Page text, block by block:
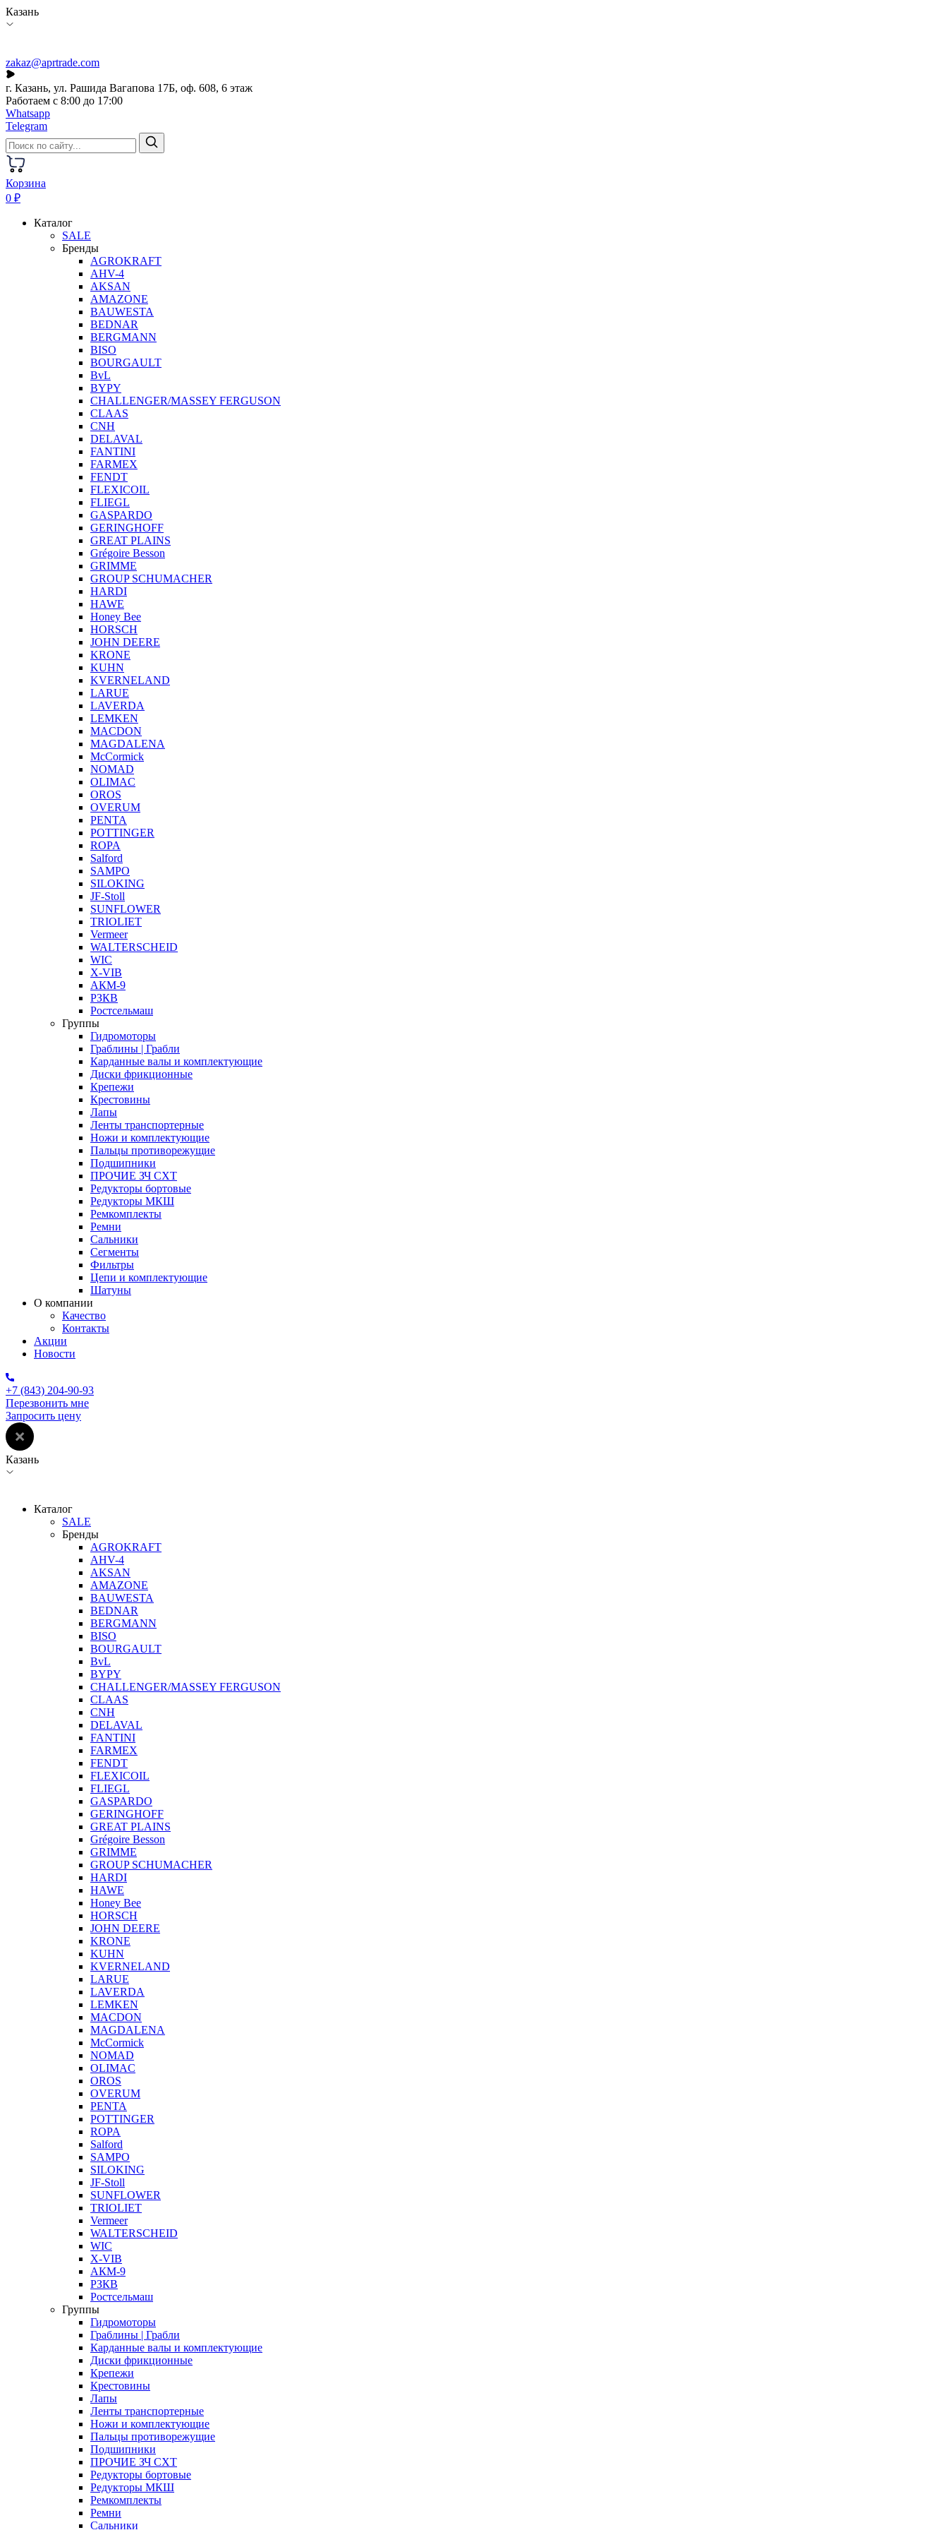
Казань
zakaz@aprtrade.com
г. Казань, ул. Рашида Вагапова 17Б, оф. 608, 6 этаж
Работаем с 8:00 до 17:00
Whatsapp
Telegram
Корзина
0 ₽
Каталог
SALE
Бренды
AGROKRAFT
AHV-4
AKSAN
AMAZONE
BAUWESTA
BEDNAR
BERGMANN
BISO
BOURGAULT
BvL
BYPY
CHALLENGER/MASSEY FERGUSON
CLAAS
CNH
DELAVAL
FANTINI
FARMEX
FENDT
FLEXICOIL
FLIEGL
GASPARDO
GERINGHOFF
GREAT PLAINS
Grégoire Besson
GRIMME
GROUP SCHUMACHER
HARDI
HAWE
Honey Bee
HORSCH
JOHN DEERE
KRONE
KUHN
KVERNELAND
LARUE
LAVERDA
LEMKEN
MACDON
MAGDALENA
McCormick
NOMAD
OLIMAC
OROS
OVERUM
PENTA
POTTINGER
ROPA
Salford
SAMPO
SILOKING
JF-Stoll
SUNFLOWER
TRIOLIET
Vermeer
WALTERSCHEID
WIC
X-VIB
АКМ-9
РЗКВ
Ростсельмаш
Группы
Гидромоторы
Граблины | Грабли
Карданные валы и комплектующие
Диски фрикционные
Крепежи
Крестовины
Лапы
Ленты транспортерные
Ножи и комплектующие
Пальцы противорежущие
Подшипники
ПРОЧИЕ ЗЧ СХТ
Редукторы бортовые
Редукторы МКШ
Ремкомплекты
Ремни
Сальники
Сегменты
Фильтры
Цепи и комплектующие
Шатуны
О компании
Качество
Контакты
Акции
Новости
+7 (843) 204-90-93
Перезвонить мне
Запросить цену
Казань
Каталог
SALE
Бренды
AGROKRAFT
AHV-4
AKSAN
AMAZONE
BAUWESTA
BEDNAR
BERGMANN
BISO
BOURGAULT
BvL
BYPY
CHALLENGER/MASSEY FERGUSON
CLAAS
CNH
DELAVAL
FANTINI
FARMEX
FENDT
FLEXICOIL
FLIEGL
GASPARDO
GERINGHOFF
GREAT PLAINS
Grégoire Besson
GRIMME
GROUP SCHUMACHER
HARDI
HAWE
Honey Bee
HORSCH
JOHN DEERE
KRONE
KUHN
KVERNELAND
LARUE
LAVERDA
LEMKEN
MACDON
MAGDALENA
McCormick
NOMAD
OLIMAC
OROS
OVERUM
PENTA
POTTINGER
ROPA
Salford
SAMPO
SILOKING
JF-Stoll
SUNFLOWER
TRIOLIET
Vermeer
WALTERSCHEID
WIC
X-VIB
АКМ-9
РЗКВ
Ростсельмаш
Группы
Гидромоторы
Граблины | Грабли
Карданные валы и комплектующие
Диски фрикционные
Крепежи
Крестовины
Лапы
Ленты транспортерные
Ножи и комплектующие
Пальцы противорежущие
Подшипники
ПРОЧИЕ ЗЧ СХТ
Редукторы бортовые
Редукторы МКШ
Ремкомплекты
Ремни
Сальники